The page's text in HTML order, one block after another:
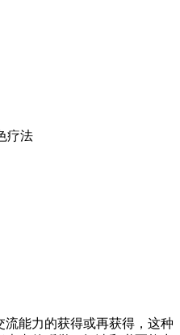
疗法
能力的获得或再获得，这种